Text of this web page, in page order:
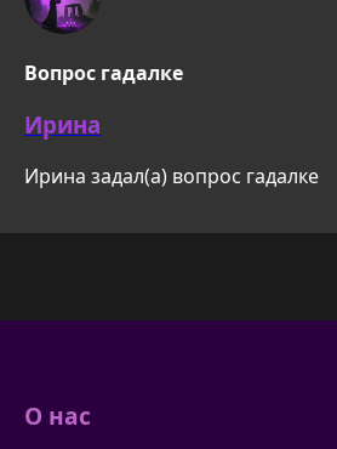
Вопрос гадалке
Ирина
Ирина задал(а) вопрос гадалке
О нас